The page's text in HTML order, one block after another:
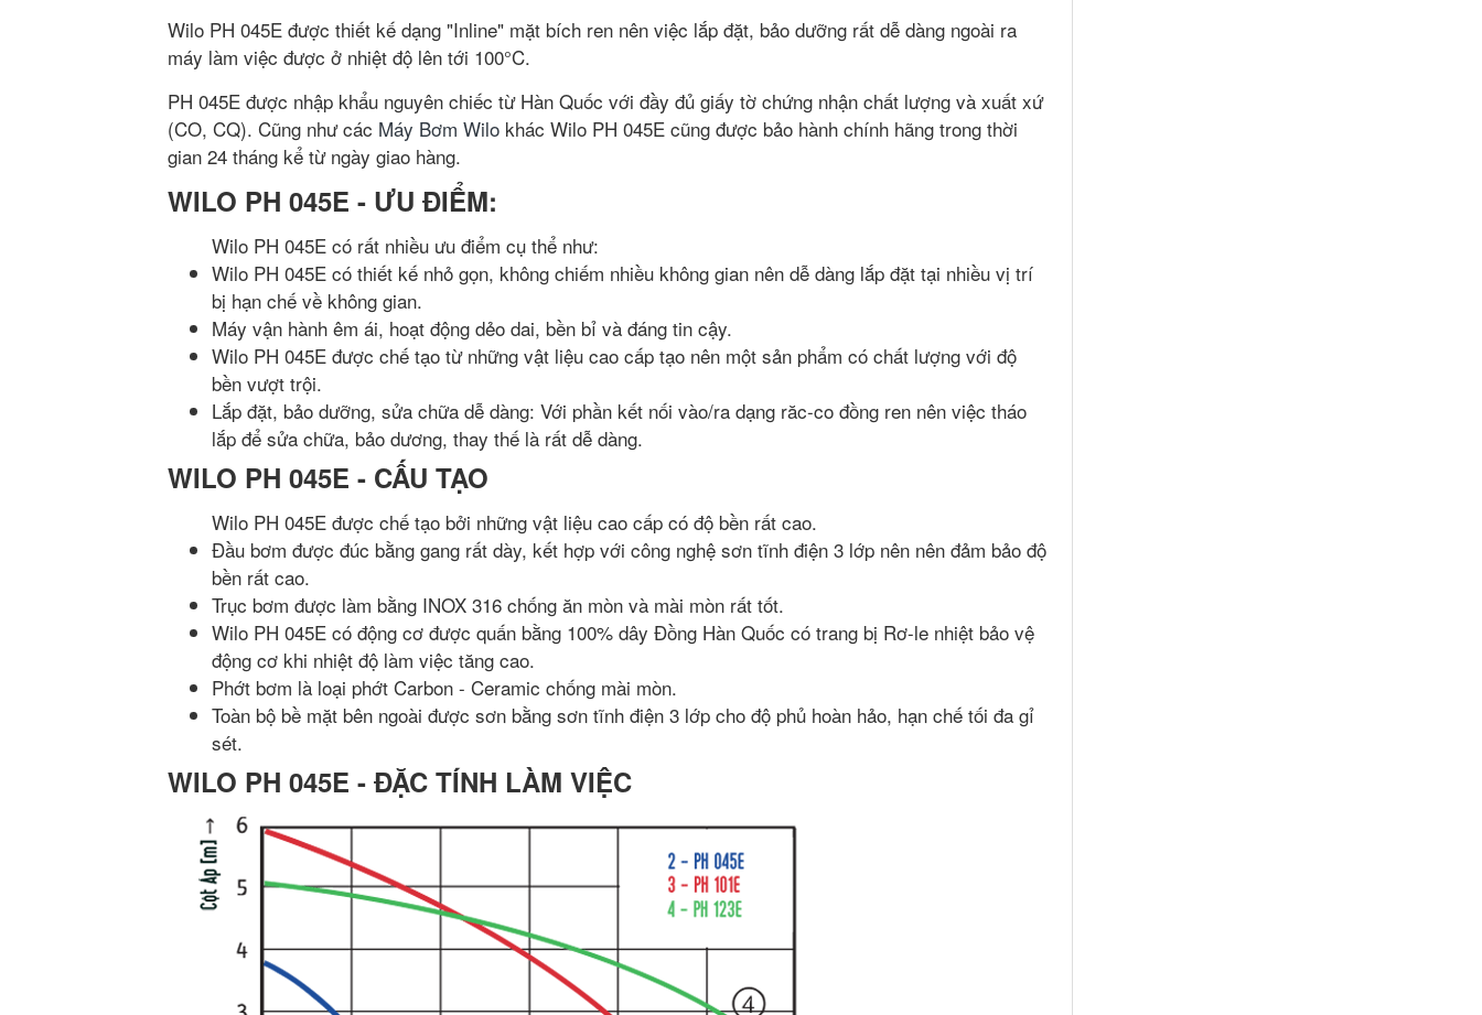
Wilo PH 045E được thiết kế dạng "Inline" mặt bích ren nên việc lắp đặt, bảo dưỡng rất dễ dàng ngoài ra
máy làm việc được ở nhiệt độ lên tới 100°C.
PH 045E được nhập khẩu nguyên chiếc từ Hàn Quốc với đầy đủ giấy tờ chứng nhận chất lượng và xuất xứ
(CO, CQ). Cũng như các Máy Bơm Wilo khác Wilo PH 045E cũng được bảo hành chính hãng trong thời
gian 24 tháng kể từ ngày giao hàng.
WILO PH 045E - ƯU ĐIỂM:
Wilo PH 045E có rất nhiều ưu điểm cụ thể như:
Wilo PH 045E có thiết kế nhỏ gọn, không chiếm nhiều không gian nên dễ dàng lắp đặt tại nhiều vị trí
bị hạn chế về không gian.
Máy vận hành êm ái, hoạt động dẻo dai, bền bỉ và đáng tin cậy.
Wilo PH 045E được chế tạo từ những vật liệu cao cấp tạo nên một sản phẩm có chất lượng với độ
bền vượt trội.
Lắp đặt, bảo dưỡng, sửa chữa dễ dàng: Với phần kết nối vào/ra dạng răc-co đồng ren nên việc tháo
lắp để sửa chữa, bảo dương, thay thế là rất dễ dàng.
WILO PH 045E - CẤU TẠO
Wilo PH 045E được chế tạo bởi những vật liệu cao cấp có độ bền rất cao.
Đầu bơm được đúc bằng gang rất dày, kết hợp với công nghệ sơn tĩnh điện 3 lớp nên nên đảm bảo độ
bền rất cao.
Trục bơm được làm bằng INOX 316 chống ăn mòn và mài mòn rất tốt.
Wilo PH 045E có động cơ được quấn bằng 100% dây Đồng Hàn Quốc có trang bị Rơ-le nhiệt bảo vệ
động cơ khi nhiệt độ làm việc tăng cao.
Phớt bơm là loại phớt Carbon - Ceramic chống mài mòn.
Toàn bộ bề mặt bên ngoài được sơn bằng sơn tĩnh điện 3 lớp cho độ phủ hoàn hảo, hạn chế tối đa gỉ
sét.
WILO PH 045E - ĐẶC TÍNH LÀM VIỆC